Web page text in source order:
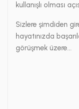
kullanışlı olması
Sizlere şimdiden
hayatınızda
görüşmek üzere...